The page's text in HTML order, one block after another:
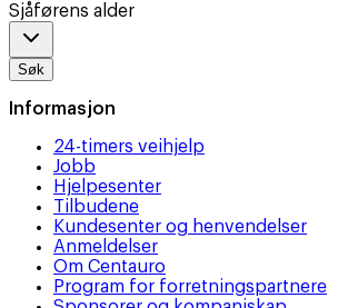
Sjåførens alder
Søk
Informasjon
24-timers veihjelp
Jobb
Hjelpesenter
Tilbudene
Kundesenter og henvendelser
Anmeldelser
Om Centauro
Program for forretningspartnere